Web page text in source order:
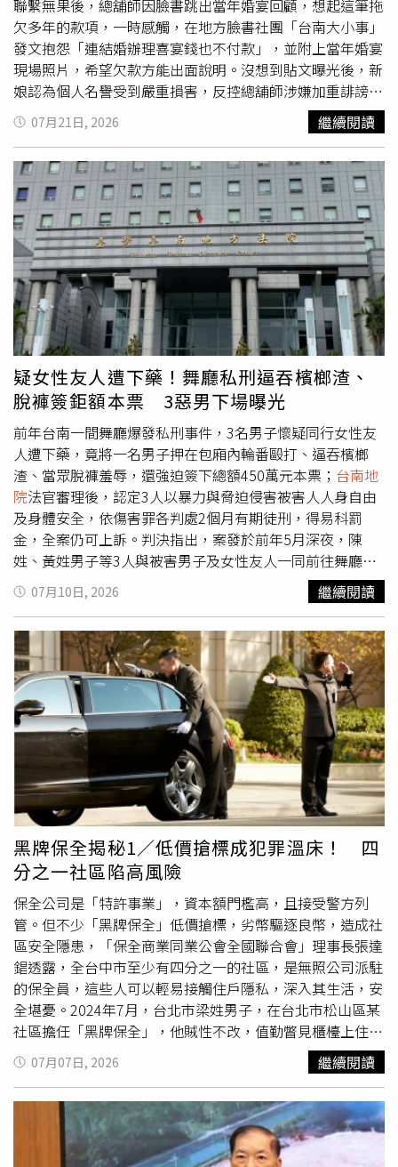
訴。
聯繫無果後，總舖師因臉書跳出當年婚宴回顧，想起這筆拖
欠多年的款項，一時感觸，在地方臉書社團「台南大小事」
發文抱怨「連結婚辦理喜宴錢也不付款」，並附上當年婚宴
現場照片，希望欠款方能出面說明。沒想到貼文曝光後，新
娘認為個人名譽受到嚴重損害，反控總舖師涉嫌加重誹謗及
違反個人資料保護法。台南地方法院近日審理後認定，總舖
師發文內容有所依據，並非惡意攻擊，而是為維護自身合法
債權，因此判決無罪。綜合《ETtoday新聞雲》、《中時新
聞網》報導，根據判決內容，這起「婚宴欠款案」發生於
2016年10月間，當時一對新人舉辦婚宴，委由辦桌業者負
責宴席料理與相關事宜。婚宴順利結束後，新娘父親開立公
司支票支付宴席費用，然而之後公司經營不善倒閉，支票遭
銀行退票。扣除先前支付的5000元後，仍有12萬5000元尾
款未清償。辦桌業者表示，當時婚宴結束後，新娘父親雖開
立13萬元支票，但支票跳票後僅支付5000元便失去聯繫，
導致剩餘款項拖欠多年。業者長期無法追回欠款，直到9年
後的2025年10月間，臉書跳出當年婚宴的歷史回顧，讓他
想起當年辛苦籌辦宴席卻未收到尾款的經歷，一時情緒湧上
心頭，便在公開社團「台南大小事」發文。業者當時在貼文
中寫下：「台南區，誇張了，竟然連結婚辦理喜宴錢也不付
款，雖然事情已9年的回顧，看到難免情緒上有些憤慨，主
家真能看到這篇發文，希望能出來說清楚講明白……」並附
上數張當年婚宴現場照片。貼文公開後，新娘表示受到親友
議論，認為自己的社會評價遭受影響，因此報警提告。她指
出，當年婚宴相關事宜是由父親及大伯與辦桌業者接洽，支
付的是公司支票，並非故意惡意跳票。新娘說，當時支票一
開始確實有兌現，後來因公司倒閉才發生跳票，業者甚至將
支票遺失，之後才要求簽立本票。面對提告，辦桌業者則喊
冤表示，當年照片是自己承辦婚宴時所拍攝，並非非法取
得。他強調，自己只是因為欠款多年、始終無法聯繫到對
方，才希望透過公開發文讓債務人出面處理，並沒有誹謗或
侵犯個資的意圖。在雙方協調過程中，新娘父親最後出面與
業者協商，並簽下25張本票，每張5000元，以每月分期方
式償還欠款。台南地院審理後認為，新娘父親確實存在積欠
12萬5000元婚宴尾款的事實，且長達9年期間未主動清償。
而業者在社群平台發表「辦喜宴不付款」等內容，屬於對實
際發生事件的描述，並非憑空捏造，也沒有使用侮辱性言詞
或惡意謾罵。法院認為，業者發文目的主要是希望債務人出
面處理欠款，屬於為維護自身合法債權所作出的善意言論，
並非明知內容不實仍散布足以損害他人名譽的資訊，因此不
符合加重誹謗罪的構成要件。至於新娘指控違反個資法部
分，法院認為，業者公開婚宴照片的目的，是為了說明當年
承辦宴席及欠款經過，揭露資訊有限，且並無證據證明其主
觀上具有損害新娘或圖謀不法利益的意圖。法官依「罪證有
疑，利於被告」的刑事證據法則，認定業者罪嫌不足，日前
判決無罪，全案仍可上訴。判決結果也讓這起因婚宴欠款延
宕9年的糾紛，暫時告一段落。
07月21日, 2026 繼續閱讀
疑女性友人遭下藥！舞廳私刑逼吞檳榔渣、
脫褲簽鉅額本票 3惡男下場曝光
前年台南一間舞廳爆發私刑事件，3名男子懷疑同行女性友
人遭下藥，竟將一名男子押在包廂內輪番毆打、逼吞檳榔
渣、當眾脫褲羞辱，還強迫簽下總額450萬元本票； 台南地
院法官審理後，認定3人以暴力與脅迫侵害被害人人身自由
及身體安全，依傷害罪各判處2個月有期徒刑，得易科罰
金，全案仍可上訴。判決指出，案發於前年5月深夜，陳
姓、黃姓男子等3人與被害男子及女性友人一同前往舞廳消
費。席間，3人懷疑被害男子涉嫌對同行女子下藥，情緒失
控，未查明真相便在包廂內動用私刑；他們輪流朝被害人臉
部猛力掌摑共33下，還掐住頸部、重擊右臉及後頸，造成臉
部挫傷等傷勢。打傷了人還不解氣！陳男3人竟以羞辱方
式，逼迫被害男子吞食桌上的檳榔渣，搶走手機查看內容，
甚至強行脫下他的褲子，讓被害人在眾人面前受辱。過程
中，黃男更拿出3張空白本票，要求被害男子簽名，每張面
額150萬元，總計450萬元，作為所謂對女方的「賠償」，
被害人因受暴力脅迫，只能屈從配合。被害男子遭凌虐、羞
辱超過兩個小時才獲准離開，他隨即前往醫院驗傷，並向警
方報案。辦案人員調閱監視器畫面，還原包廂內施暴經過，
並移送法辦，台南地檢署檢察官依法起訴。案經台南地院合
議庭審理，法官認定3人基於同一犯意，在短時間內接續實
施傷害、強制及恐嚇等犯行，依法屬接續行為，從一重論以
傷害罪處斷。判決書指出，3人未循正當管道處理糾紛，反
而以暴力、羞辱及恐嚇逼迫被害人，不僅造成身體傷害，更
帶來嚴重心理壓力。而陳男等三人犯後雖都坦承犯行，也曾
表示願意和解，但因被害人撤回調解程序，雙方最終未能達
成和解；綜合犯後態度及全案情節，法院判處3人各2個月有
期徒刑，得易科罰金，以每日1000元折算，全案仍可提起
上訴。
07月10日, 2026 繼續閱讀
黑牌保全揭秘1／低價搶標成犯罪溫床！ 四
分之一社區陷高風險
保全公司是「特許事業」，資本額門檻高，且接受警方列
管。但不少「黑牌保全」低價搶標，劣幣驅逐良幣，造成社
區安全隱患，「保全商業同業公會全國聯合會」理事長張達
錩透露，全台中市至少有四分之一的社區，是無照公司派駐
的保全員，這些人可以輕易接觸住戶隱私，深入其生活，安
全堪憂。2024年7月，台北市梁姓男子，在台北市松山區某
社區擔任「黑牌保全」，他賊性不改，值勤瞥見櫃檯上住戶
遺忘的鑰匙包，他隨即抽出裡面的門禁卡，並透過櫃台的感
應器確認住戶身分，但他沒有聯繫失主，反而將鑰匙包塞進
自己褲子口袋。當晚他用對講機確認住戶不在家，趁隙侵
入，偷走信用卡與皮包，住戶察覺被盜刷，立刻報警，才讓
梁男犯行曝光，警方查出，梁男曾犯下殺人、強盜等案件，
台南地院判刑確定，2000年梁男假釋出獄，又犯下服飾
07月07日, 2026 繼續閱讀